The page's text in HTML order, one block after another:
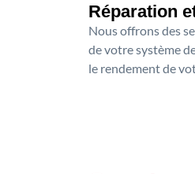
Réparation
Nous offrons des
de votre système
le rendement de